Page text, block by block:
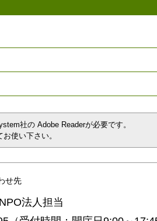
社の Adobe Readerが必要です。
使い下さい。
せ先
法人担当